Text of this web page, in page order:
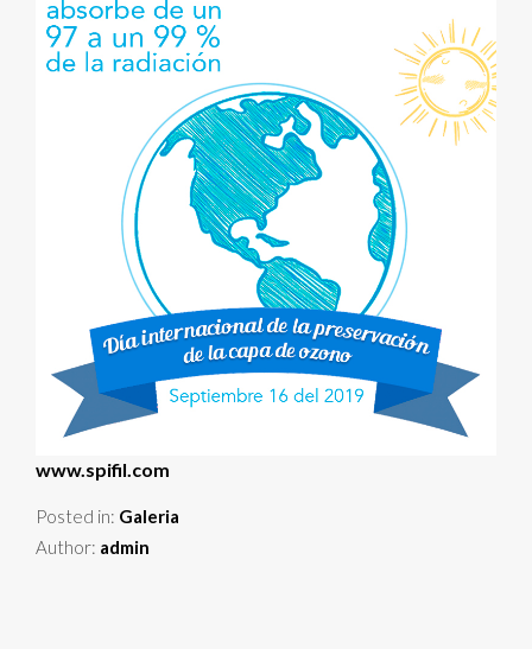
www.spifil.com
Posted in: Galeria
Author: admin